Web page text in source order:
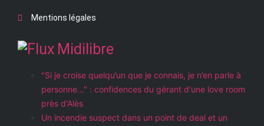
Mentions légales
Midilibre
"Si je croise quelqu’un que je connais, je n’en parle à
personne..." : confidences du gérant d'une love room
près d'Alès
Un incendie suspect dans un point de deal et un